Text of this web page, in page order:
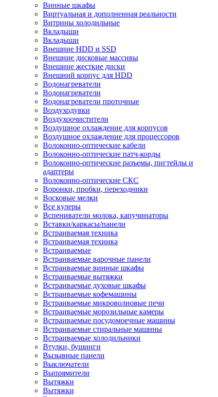
Винные шкафы
Виртуальная и дополненная реальности
Витрины холодильные
Вкладыши
Вкладыши
Внешние HDD и SSD
Внешние дисковые массивы
Внешние жесткие диски
Внешний корпус для HDD
Водонагреватели
Водонагреватели
Водонагреватели проточные
Воздуходувки
Воздухоочистители
Воздушное охлаждение для корпусов
Воздушное охлаждение для процессоров
Волоконно-оптические кабели
Волоконно-оптические патч-корды
Волоконно-оптические разъемы, пигтейлы и
адаптеры
Волоконно-оптические СКС
Воронки, пробки, переходники
Восковые мелки
Все кулеры
Вспениватели молока, капучинаторы
Вставки/каркасы/панели
Встраиваемая техника
Встраиваемая техника
Встраиваемые
Встраиваемые варочные панели
Встраиваемые винные шкафы
Встраиваемые вытяжки
Встраиваемые духовые шкафы
Встраиваемые кофемашины
Встраиваемые микроволновые печи
Встраиваемые морозильные камеры
Встраиваемые посудомоечные машины
Встраиваемые стиральные машины
Встраиваемые холодильники
Втулки, бушинги
Вызывные панели
Выключатели
Выпрямители
Вытяжки
Вытяжки